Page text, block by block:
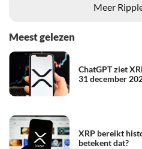
Meer
Meest gelezen
ChatGPT ziet
31 december
XRP bereikt
betekent dat?